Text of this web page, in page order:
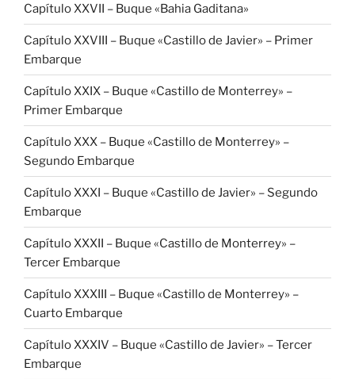
Capítulo XXVII – Buque «Bahia Gaditana»
Capítulo XXVIII – Buque «Castillo de Javier» – Primer
Embarque
Capítulo XXIX – Buque «Castillo de Monterrey» –
Primer Embarque
Capítulo XXX – Buque «Castillo de Monterrey» –
Segundo Embarque
Capítulo XXXI – Buque «Castillo de Javier» – Segundo
Embarque
Capítulo XXXII – Buque «Castillo de Monterrey» –
Tercer Embarque
Capítulo XXXIII – Buque «Castillo de Monterrey» –
Cuarto Embarque
Capítulo XXXIV – Buque «Castillo de Javier» – Tercer
Embarque